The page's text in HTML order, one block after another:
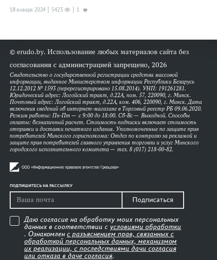
18 января 2024 5423 1
© erudo.by. Использование любых материалов сайта без
согласования с администрацией запрещено, 2026
Свидетельство о государственной регистрации средства массовой
информации, выданное Министерством информации Республики Беларусь
12.12.2012 № 1593 (перерегистрировано 15.08.2014). УНП: 191261281.
Юридический адрес: Логойский тракт, д.22А, пом. 57, 220090, г. Минск.
Почтовый адрес: Логойский тракт, д.22А, ком. 406, 220090, г. Минск. Дата
включения сведений об интернет-магазине в Торговый реестр РБ 09.06.2020.
Режим работы: Пн-Пт — с 9:00 до 18:00. Сб-Вс — Выходной. Способы
оплаты: безналичный расчет. Стоимость подписки включает стоимость
отправки и доставки печатного издания. Уполномоченные по защите прав
потребителей Минского горисполкома: Отдел по контролю за рекламой и
защите прав потребителей главного управления торговли и услуг Минского
городского исполнительного комитета — тел. 8 (017) 218-00-82.
ПОДПИШИТЕСЬ НА РАССЫЛКУ
Подписаться
Даю согласие на обработку моих персональных
данных в соответствии с условиями обработки
. Ознакомлен с разъяснением прав, связанных с
обработкой персональных данных, механизмом
их реализации, с последствиями дачи согласия
или отказа в даче согласия.